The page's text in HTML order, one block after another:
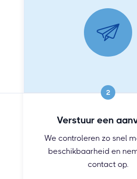
2
Verstuur een
We controleren zo snel
beschikbaarheid en
contact op.